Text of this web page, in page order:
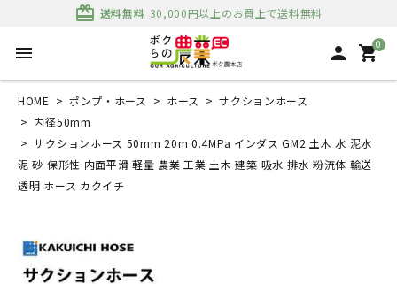
card_giftcard 送料無料 30,000円以上のお買上で送料無料
menu person 0
shopping_cart
HOME ポンプ・ホース ホース
サクションホース
内径50mm
サクションホース 50mm 20m 0.4MPa インダス GM2 土木 水 泥水
泥 砂 保形性 内面平滑 軽量 農業 工業 土木 建築 吸水 排水 粉流体 輸送
透明 ホース カクイチ